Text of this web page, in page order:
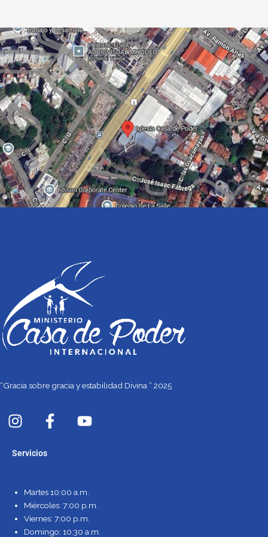
“Gracia sobre gracia y estabilidad Divina “ 2025
I
n
t
g
r
a
m
F
a
o
o
k
-
Y
o
b
e
Servicios
Martes 10:00 a.m.
Miércoles: 7:00 p.m.
Viernes: 7:00 p.m.
Domingo: 10:30 a.m.